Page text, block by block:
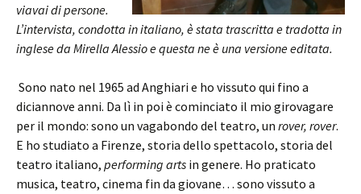
viavai di persone.
L’intervista, condotta in italiano, è stata trascritta e tradotta in
inglese da Mirella Alessio e questa ne è una versione editata.
Sono nato nel 1965 ad Anghiari e ho vissuto qui fino a
diciannove anni. Da lì in poi è cominciato il mio girovagare
per il mondo: sono un vagabondo del teatro, un rover, rover.
E ho studiato a Firenze, storia dello spettacolo, storia del
teatro italiano, performing arts in genere. Ho praticato
musica, teatro, cinema fin da giovane… sono vissuto a